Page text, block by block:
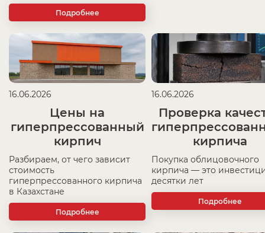
Подробнее
16.06.2026
Цены на
гиперпрессованный
кирпич
Разбираем, от чего зависит
стоимость
гиперпрессованного кирпича
в Казахстане
Подробнее
16.06.2026
Проверка
кирпича
Покупка облицовочного
кирпича — это
десятки лет
Подробнее